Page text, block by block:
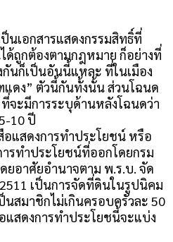
นเอกสารแสดงกรรมสิทธิ์ที่
ด้ถูกต้องตามกฎหมาย ก็อย่างที่
นก็เป็นอันนี้แหละ ที่ในเมือง
ดง” ตัวนี้กันทั้งนั้น ส่วนโฉนด
จะมีการระบุด้านหลังโฉนดว่า
10 ปี
แสดงการทำประโยชน์ หรือ
รทำประโยชน์ที่ออกโดยกรม
ยอาศัยอำนาจตาม พ.ร.บ. จัด
เป็นการจัดที่ดินในรูปนิคม
สมาชิกไม่เกินครอบครัวละ 50
สดงการทำประโยชนี้จะแบ่ง